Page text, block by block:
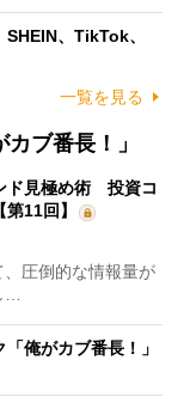
、TikTok、
一覧を見る
ブ番長！」
ド見極め術 投資コ
11回】
圧倒的な情報量が
…
俺がカブ番長！」